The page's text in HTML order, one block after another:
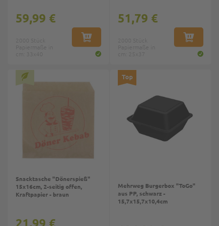
IN DEN WARENKORB
59,99 €
IN DEN
51,79 €
Snacktasche "Dönerspieß"
15x16cm, 2-seitig offen,
Kraftpapier - braun
21,99 €
Top
Mehrweg Burgerbox "ToGo"
aus PP, schwarz -
15,7x15,7x10,4cm